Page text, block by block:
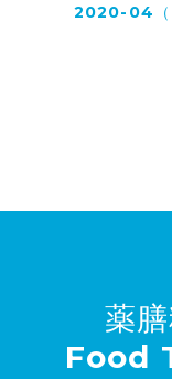
2020-04（
薬
Food